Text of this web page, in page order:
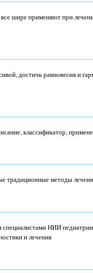
шире применяют при
достичь равновесия и
классификатор,
традиционные методы
НИИ
и лечения